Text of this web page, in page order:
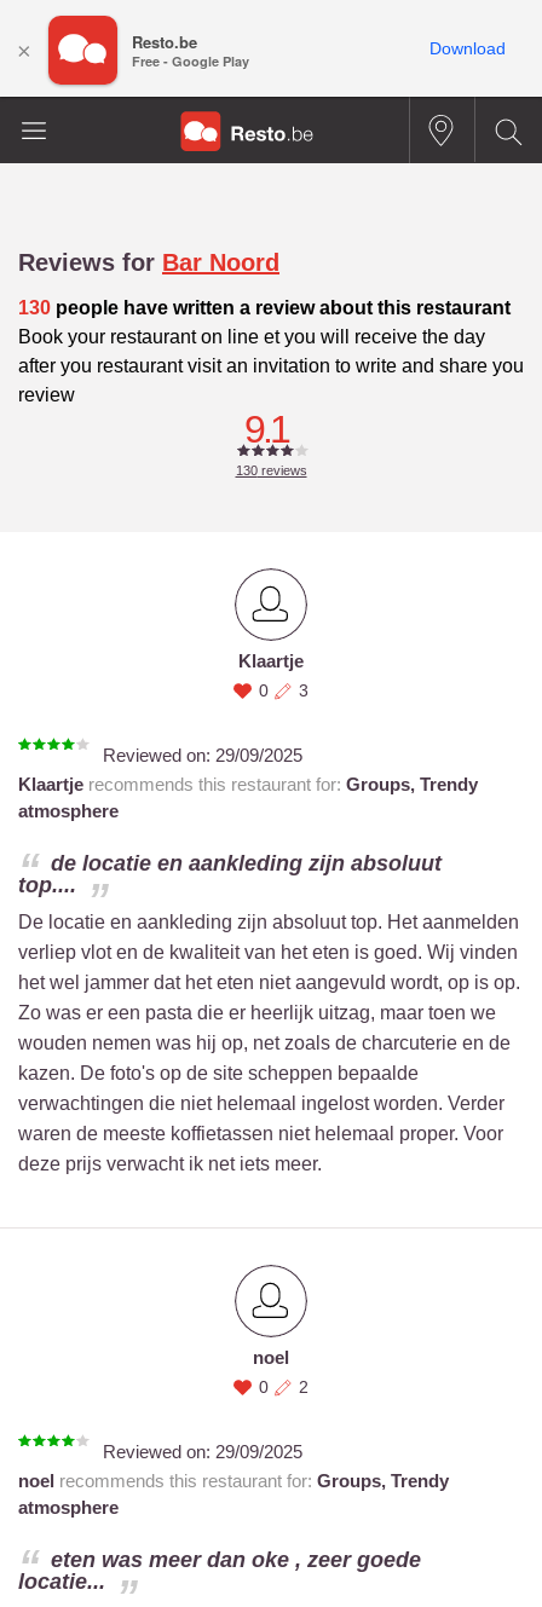
Reviews for Bar Noord
130 people have written a review about this restaurant
Book your restaurant on line et you will receive the day
after you restaurant visit an invitation to write and share you
review
9.1
130reviews
Klaartje
0 3
Reviewed on: 29/09/2025
Klaartje recommends this restaurant for: Groups, Trendy
atmosphere
de locatie en aankleding zijn absoluut
top....
De locatie en aankleding zijn absoluut top. Het aanmelden
verliep vlot en de kwaliteit van het eten is goed. Wij vinden
het wel jammer dat het eten niet aangevuld wordt, op is op.
Zo was er een pasta die er heerlijk uitzag, maar toen we
wouden nemen was hij op, net zoals de charcuterie en de
kazen. De foto's op de site scheppen bepaalde
verwachtingen die niet helemaal ingelost worden. Verder
waren de meeste koffietassen niet helemaal proper. Voor
deze prijs verwacht ik net iets meer.
noel
0 2
Reviewed on: 29/09/2025
noel recommends this restaurant for: Groups, Trendy
atmosphere
eten was meer dan oke , zeer goede
locatie...
× Resto.be
Free - Google Play
Download